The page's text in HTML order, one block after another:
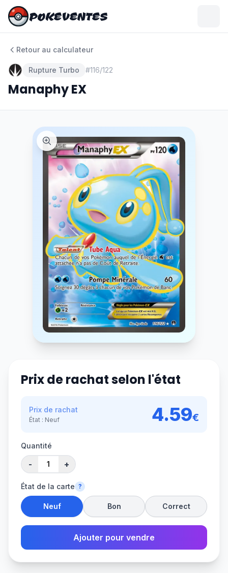
POKEVENTES
POKEVENTES
Retour au calculateur
Rupture Turbo #116/122
Manaphy EX
Prix de rachat selon l'état
Prix de rachat
État : Neuf 4.59€
Quantité
- +
État de la carte ?
Neuf Bon Correct
Ajouter pour vendre